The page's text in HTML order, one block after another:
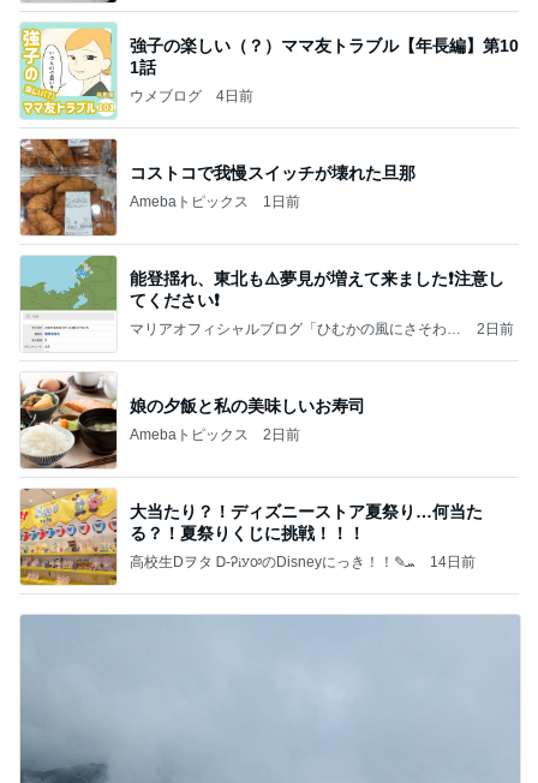
強子の楽しい（？）ママ友トラブル【年長編】第10
1話
ウメブログ 4日前
コストコで我慢スイッチが壊れた旦那
Amebaトピックス 1日前
能登揺れ、東北も⚠️夢見が増えて来ました❗️注意し
てください❗️
マリアオフィシャルブログ「ひむかの風にさそわれ
2日前
娘の夕飯と私の美味しいお寿司
Amebaトピックス 2日前
大当たり？！ディズニーストア夏祭り…何当た
る？！夏祭りくじに挑戦！！！
高校生Dヲタ Ꭰ-ᎮꭵꭹꭴのDisneyにっき！！✎ܚ 14日前